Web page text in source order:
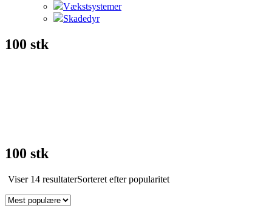
Vækstsystemer
Skadedyr
100 stk
100 stk
Viser 14 resultaterSorteret efter popularitet